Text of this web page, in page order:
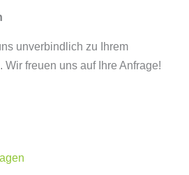
unverbindlich zu Ihrem
Wir freuen uns auf Ihre Anfrage!